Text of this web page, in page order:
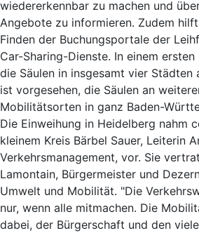
wiedererkennbar zu machen und
Angebote zu informieren. Zudem
Finden der Buchungsportale der
Car-Sharing-Dienste. In einem
die Säulen in insgesamt vier
ist vorgesehen, die Säulen an
Mobilitätsorten in ganz Baden-
Die Einweihung in Heidelberg nahm
kleinem Kreis Bärbel Sauer, Leiterin
Verkehrsmanagement, vor. Sie
Lamontain, Bürgermeister und
Umwelt und Mobilität. "Die
nur, wenn alle mitmachen. Die
dabei, der Bürgerschaft und den